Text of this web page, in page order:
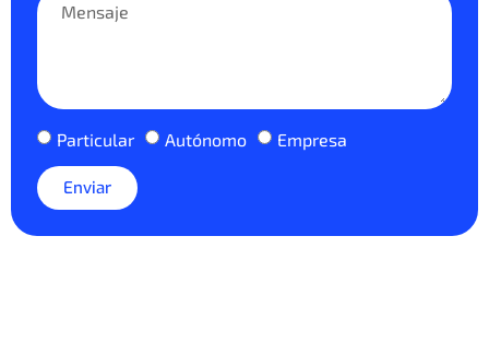
Particular Autónomo Empresa
Enviar